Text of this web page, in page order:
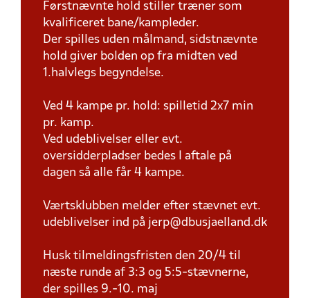
Førstnævnte hold stiller træner som
kvalificeret bane/kampleder.
Der spilles uden målmand, sidstnævnte
hold giver bolden op fra midten ved
1.halvlegs begyndelse.
Ved 4 kampe pr. hold: spilletid 2x7 min
pr. kamp.
Ved udeblivelser eller evt.
oversidderpladser bedes I aftale på
dagen så alle får 4 kampe.
Værtsklubben melder efter stævnet evt.
udeblivelser ind på jerp@dbusjaelland.dk
Husk tilmeldingsfristen den 20/4 til
næste runde af 3:3 og 5:5-stævnerne,
der spilles 9.-10. maj